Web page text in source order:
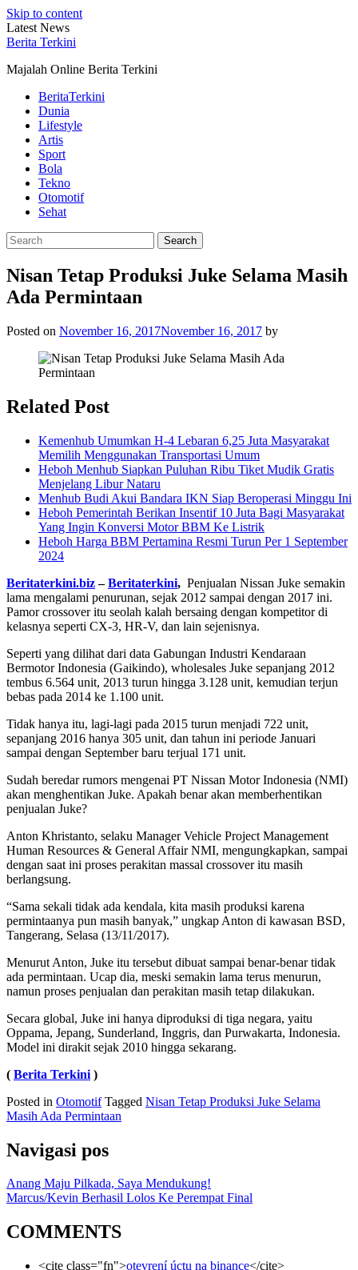
Skip to content
Latest News
Berita Terkini
Majalah Online Berita Terkini
BeritaTerkini
Dunia
Lifestyle
Artis
Sport
Bola
Tekno
Otomotif
Sehat
Nisan Tetap Produksi Juke Selama Masih
Ada Permintaan
Posted on November 16, 2017November 16, 2017 by
Related Post
Kemenhub Umumkan H-4 Lebaran 6,25 Juta Masyarakat
Memilih Menggunakan Transportasi Umum
Heboh Menhub Siapkan Puluhan Ribu Tiket Mudik Gratis
Menjelang Libur Nataru
Menhub Budi Akui Bandara IKN Siap Beroperasi Minggu Ini
Heboh Pemerintah Berikan Insentif 10 Juta Bagi Masyarakat
Yang Ingin Konversi Motor BBM Ke Listrik
Heboh Harga BBM Pertamina Resmi Turun Per 1 September
2024
Beritaterkini.biz–Beritaterkini, Penjualan Nissan Juke semakin
lama mengalami penurunan, sejak 2012 sampai dengan 2017 ini.
Pamor crossover itu seolah kalah bersaing dengan kompetitor di
kelasnya seperti CX-3, HR-V, dan lain sejenisnya.
Seperti yang dilihat dari data Gabungan Industri Kendaraan
Bermotor Indonesia (Gaikindo), wholesales Juke sepanjang 2012
tembus 6.564 unit, 2013 turun hingga 3.128 unit, kemudian terjun
bebas pada 2014 ke 1.100 unit.
Tidak hanya itu, lagi-lagi pada 2015 turun menjadi 722 unit,
sepanjang 2016 hanya 305 unit, dan tahun ini periode Januari
sampai dengan September baru terjual 171 unit.
Sudah beredar rumors mengenai PT Nissan Motor Indonesia (NMI)
akan menghentikan Juke. Apakah benar akan memberhentikan
penjualan Juke?
Anton Khristanto, selaku Manager Vehicle Project Management
Human Resources & General Affair NMI, mengungkapkan, sampai
dengan saat ini proses perakitan massal crossover itu masih
berlangsung.
“Sama sekali tidak ada kendala, kita masih produksi karena
permintaanya pun masih banyak,” ungkap Anton di kawasan BSD,
Tangerang, Selasa (13/11/2017).
Menurut Anton, Juke itu tersebut dibuat sampai benar-benar tidak
ada permintaan. Ucap dia, meski semakin lama terus menurun,
namun proses penjualan dan perakitan masih tetap dilakukan.
Secara global, Juke ini hanya diproduksi di tiga negara, yaitu
Oppama, Jepang, Sunderland, Inggris, dan Purwakarta, Indonesia.
Model ini dirakit sejak 2010 hingga sekarang.
( Berita Terkini )
Posted in Otomotif Tagged Nisan Tetap Produksi Juke Selama
Masih Ada Permintaan
Navigasi pos
Anang Maju Pilkada, Saya Mendukung!
Marcus/Kevin Berhasil Lolos Ke Perempat Final
COMMENTS
<cite class="fn">otevrení úctu na binance</cite>